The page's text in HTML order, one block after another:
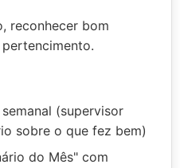
reconhecer bom
(supervisor
sobre o que fez bem)
do Mês" com